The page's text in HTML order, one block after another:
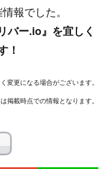
報でした。
バー.io』を宜しく
！
変更になる場合がございます。
掲載時点での情報となります。